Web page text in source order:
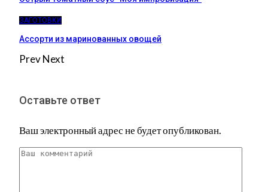
ЗАГОТОВКИ
Ассорти из маринованных овощей
PrevNext
Оставьте ответ
Ваш электронный адрес не будет опубликован.